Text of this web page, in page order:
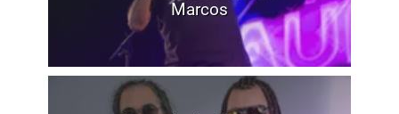
Marcos